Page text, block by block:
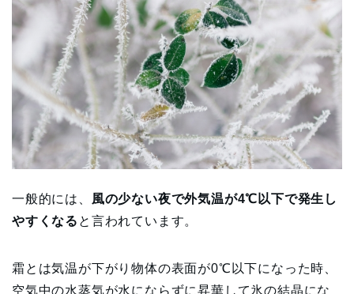
一般的には、 風の少ない夜で外気温が4℃以下で発生し
やすくなる と言われています。
霜とは気温が下がり物体の表面が0℃以下になった時、
空気中の水蒸気が水にならずに昇華して氷の結晶にな